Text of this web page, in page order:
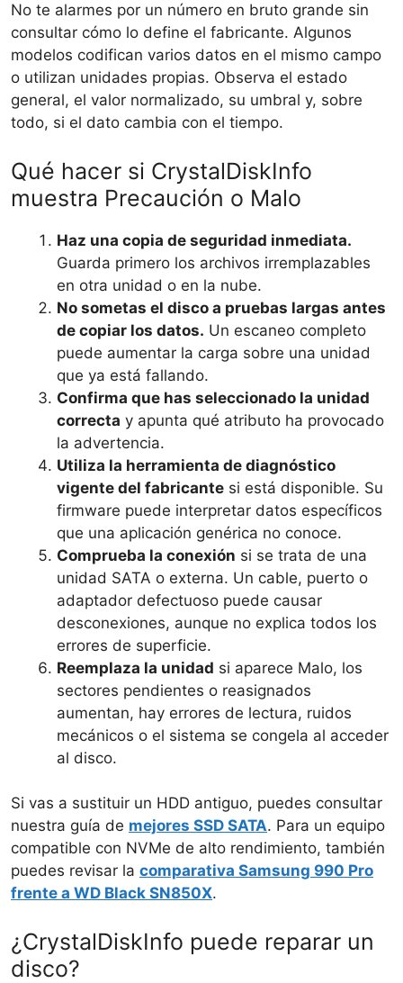
No te alarmes por un número en bruto grande sin
consultar cómo lo define el fabricante. Algunos
modelos codifican varios datos en el mismo campo
o utilizan unidades propias. Observa el estado
general, el valor normalizado, su umbral y, sobre
todo, si el dato cambia con el tiempo.
Qué hacer si CrystalDiskInfo
muestra Precaución o Malo
Haz una copia de seguridad inmediata.
Guarda primero los archivos irremplazables
en otra unidad o en la nube.
No sometas el disco a pruebas largas antes
de copiar los datos. Un escaneo completo
puede aumentar la carga sobre una unidad
que ya está fallando.
Confirma que has seleccionado la unidad
correcta y apunta qué atributo ha provocado
la advertencia.
Utiliza la herramienta de diagnóstico
vigente del fabricante si está disponible. Su
firmware puede interpretar datos específicos
que una aplicación genérica no conoce.
Comprueba la conexión si se trata de una
unidad SATA o externa. Un cable, puerto o
adaptador defectuoso puede causar
desconexiones, aunque no explica todos los
errores de superficie.
Reemplaza la unidad si aparece Malo, los
sectores pendientes o reasignados
aumentan, hay errores de lectura, ruidos
mecánicos o el sistema se congela al acceder
al disco.
Si vas a sustituir un HDD antiguo, puedes consultar
nuestra guía de mejores SSD SATA. Para un equipo
compatible con NVMe de alto rendimiento, también
puedes revisar la comparativa Samsung 990 Pro
frente a WD Black SN850X.
¿CrystalDiskInfo puede reparar un
disco?